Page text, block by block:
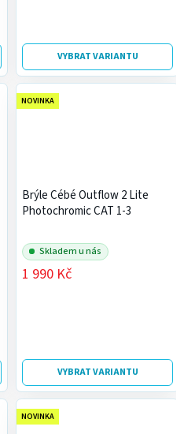
VYBRAT VARIANTU
Brýle Cébé Outflow 2 Lite
Photochromic CAT 1-3
Skladem u nás
1 990 Kč
VYBRAT VARIANTU
NOVINKA
NOVINKA